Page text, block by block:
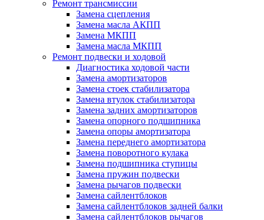
Ремонт трансмиссии
Замена сцепления
Замена масла АКПП
Замена МКПП
Замена масла МКПП
Ремонт подвески и ходовой
Диагностика ходовой части
Замена амортизаторов
Замена стоек стабилизатора
Замена втулок стабилизатора
Замена задних амортизаторов
Замена опорного подшипника
Замена опоры амортизатора
Замена переднего амортизатора
Замена поворотного кулака
Замена подшипника ступицы
Замена пружин подвески
Замена рычагов подвески
Замена сайлентблоков
Замена сайлентблоков задней балки
Замена сайлентблоков рычагов